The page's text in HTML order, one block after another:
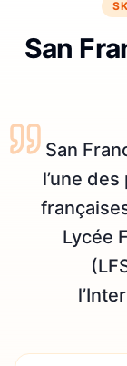
San
San
l’une
Lycée